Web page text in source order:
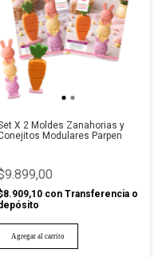
X 2 Moldes Zanahorias y
Modulares Parpen
con Transferencia o